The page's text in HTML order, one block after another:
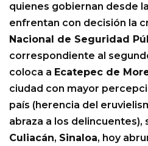
quienes gobiernan desde
enfrentan con decisión la
Nacional de Seguridad
correspondiente al
coloca a Ecatepec de
ciudad con mayor
país (herencia del
abraza a los delincuentes),
Culiacán, Sinaloa, hoy